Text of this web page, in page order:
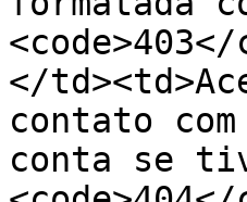
</
contato
conta se